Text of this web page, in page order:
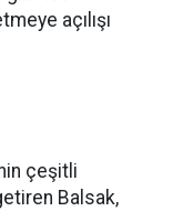
açılışı
çeşitli
Balsak,